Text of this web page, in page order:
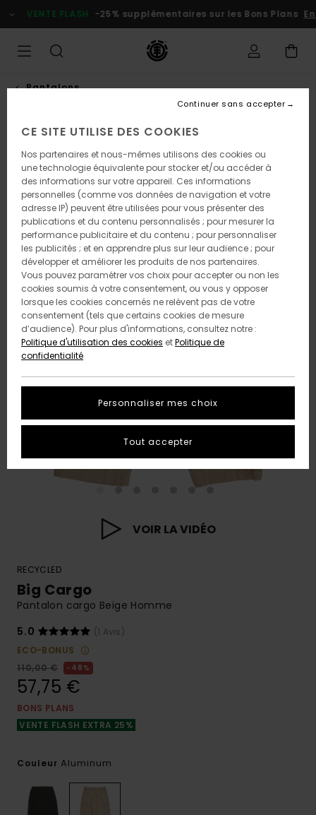
l'information
VENTE FLASH -25% supplémentaires sur les Bons Plans En
Pantalons
VOIR LA VIDÉO
RECYCLED
Big Cargo
Pantalon cargo Beige Homme
5.0
(1 Avis)
ECO-BONUS
110,00 €
48%
57,75 €
BONS PLANS
VENTE FLASH EXTRA 25%
Couleur Aluminum
CE SITE UTILISE DES COOKIES
Nos partenaires et nous-mêmes utilisons des cookies ou
une technologie équivalente pour stocker et/ou accéder à
des informations sur votre appareil. Ces informations
personnelles (comme vos données de navigation et votre
adresse IP) peuvent être utilisées pour vous présenter des
publications et du contenu personnalisés ; pour mesurer la
performance publicitaire et du contenu ; pour personnaliser
les publicités ; et en apprendre plus sur leur audience ; pour
développer et améliorer les produits de nos partenaires.
Vous pouvez paramétrer vos choix pour accepter ou non les
cookies soumis à votre consentement, ou vous y opposer
lorsque les cookies concernés ne relèvent pas de votre
consentement (tels que certains cookies de mesure
d’audience). Pour plus d'informations, consultez notre :
Politique d'utilisation des cookies etPolitique de
confidentialité
Personnaliser mes choix
Continuer sans accepter
Tout accepter